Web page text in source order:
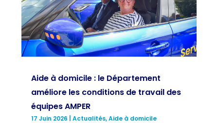
Aide à domicile : le Département
améliore les conditions de travail des
équipes AMPER
17 Juin 2026 Actualités,Aide à domicile